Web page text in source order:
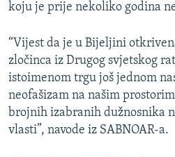
koju je prije nekoliko godina
“Vijest da je u Bijeljini
zločinca iz Drugog svjetskog
istoimenom trgu još jednom
neofašizam na našim
brojnih izabranih dužnosnika
vlasti”, navode iz SABNOAR-a.